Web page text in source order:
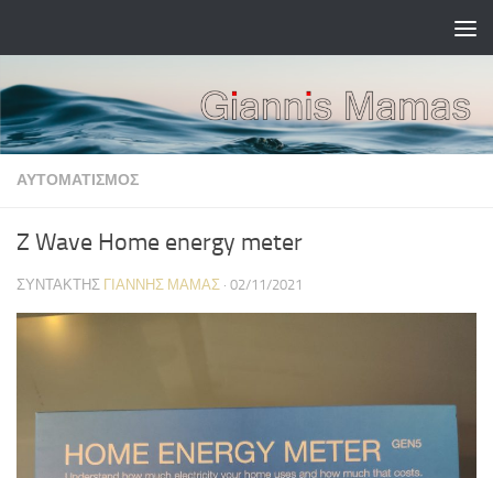
ΑΥΤΟΜΑΤΙΣΜΌΣ
Z Wave Home energy meter
ΣΥΝΤΆΚΤΗΣ ΓΙΆΝΝΗΣ ΜΑΜΆΣ · 02/11/2021